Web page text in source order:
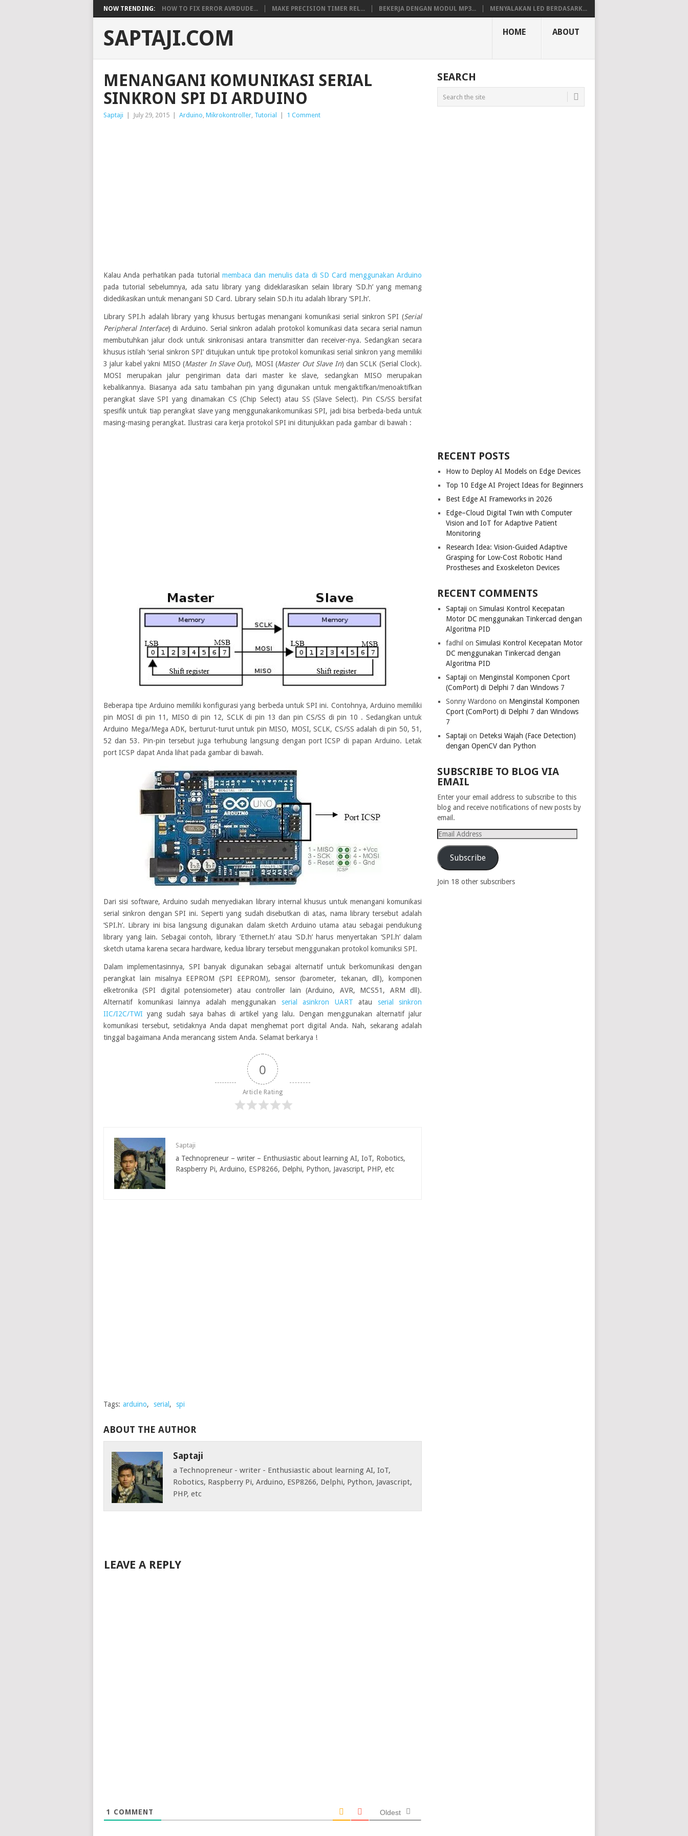
NOW TRENDING: HOW TO FIX ERROR AVRDUDE... MAKE PRECISION TIMER REL... BEKERJA DENGAN MODUL MP3... MENYALAKAN LED BERDASARK...
SAPTAJI.COM HOME ABOUT
MENANGANI KOMUNIKASI SERIAL
SINKRON SPI DI ARDUINO
Saptaji July 29, 2015 Arduino, Mikrokontroller, Tutorial 1 Comment
Kalau Anda perhatikan pada tutorialmembaca dan menulis data di SD Card menggunakan Arduino
pada tutorial sebelumnya, ada satu library yang dideklarasikan selain library ‘SD.h’ yang memang
didedikasikan untuk menangani SD Card. Library selain SD.h itu adalah library ‘SPI.h’.
Library SPI.h adalah library yang khusus bertugas menangani komunikasi serial sinkron SPI (Serial
Peripheral Interface) di Arduino. Serial sinkron adalah protokol komunikasi data secara serial namun
membutuhkan jalur clock untuk sinkronisasi antara transmitter dan receiver-nya. Sedangkan secara
khusus istilah ‘serial sinkron SPI’ ditujukan untuk tipe protokol komunikasi serial sinkron yang memiliki
3 jalur kabel yakni MISO (Master In Slave Out), MOSI (Master Out Slave In) dan SCLK (Serial Clock).
MOSI merupakan jalur pengiriman data dari master ke slave, sedangkan MISO merupakan
kebalikannya. Biasanya ada satu tambahan pin yang digunakan untuk mengaktifkan/menoaktifkan
perangkat slave SPI yang dinamakan CS (Chip Select) atau SS (Slave Select). Pin CS/SS bersifat
spesifik untuk tiap perangkat slave yang menggunakankomunikasi SPI, jadi bisa berbeda-beda untuk
masing-masing perangkat. Ilustrasi cara kerja protokol SPI ini ditunjukkan pada gambar di bawah :
Beberapa tipe Arduino memiliki konfigurasi yang berbeda untuk SPI ini. Contohnya, Arduino memiliki
pin MOSI di pin 11, MISO di pin 12, SCLK di pin 13 dan pin CS/SS di pin 10 . Sedangkan untuk
Arduino Mega/Mega ADK, berturut-turut untuk pin MISO, MOSI, SCLK, CS/SS adalah di pin 50, 51,
52 dan 53. Pin-pin tersebut juga terhubung langsung dengan port ICSP di papan Arduino. Letak
port ICSP dapat Anda lihat pada gambar di bawah.
Dari sisi software, Arduino sudah menyediakan library internal khusus untuk menangani komunikasi
serial sinkron dengan SPI ini. Seperti yang sudah disebutkan di atas, nama library tersebut adalah
‘SPI.h’. Library ini bisa langsung digunakan dalam sketch Arduino utama atau sebagai pendukung
library yang lain. Sebagai contoh, library ‘Ethernet.h’ atau ‘SD.h’ harus menyertakan ‘SPI.h’ dalam
sketch utama karena secara hardware, kedua library tersebut menggunakan protokol komuniksi SPI.
Dalam implementasinnya, SPI banyak digunakan sebagai alternatif untuk berkomunikasi dengan
perangkat lain misalnya EEPROM (SPI EEPROM), sensor (barometer, tekanan, dll), komponen
elketronika (SPI digital potensiometer) atau controller lain (Arduino, AVR, MCS51, ARM dll).
Alternatif komunikasi lainnya adalah menggunakan serial asinkron UART atau serial sinkron
IIC/I2C/TWI yang sudah saya bahas di artikel yang lalu. Dengan menggunakan alternatif jalur
komunikasi tersebut, setidaknya Anda dapat menghemat port digital Anda. Nah, sekarang adalah
tinggal bagaimana Anda merancang sistem Anda. Selamat berkarya !
0
Article Rating
Saptaji
a Technopreneur – writer – Enthusiastic about learning AI, IoT, Robotics,
Raspberry Pi, Arduino, ESP8266, Delphi, Python, Javascript, PHP, etc
Tags: arduino, serial , spi
ABOUT THE AUTHOR
Saptaji
a Technopreneur - writer - Enthusiastic about learning AI, IoT,
Robotics, Raspberry Pi, Arduino, ESP8266, Delphi, Python, Javascript,
PHP, etc
LEAVE A REPLY
1 COMMENT Oldest
SEARCH
RECENT POSTS
How to Deploy AI Models on Edge Devices
Top 10 Edge AI Project Ideas for Beginners
Best Edge AI Frameworks in 2026
Edge–Cloud Digital Twin with Computer
Vision and IoT for Adaptive Patient
Monitoring
Research Idea: Vision-Guided Adaptive
Grasping for Low-Cost Robotic Hand
Prostheses and Exoskeleton Devices
RECENT COMMENTS
Saptaji onSimulasi Kontrol Kecepatan
Motor DC menggunakan Tinkercad dengan
Algoritma PID
fadhil onSimulasi Kontrol Kecepatan Motor
DC menggunakan Tinkercad dengan
Algoritma PID
Saptaji on Menginstal Komponen Cport
(ComPort) di Delphi 7 dan Windows 7
Sonny Wardono on Menginstal Komponen
Cport (ComPort) di Delphi 7 dan Windows
7
Saptaji on Deteksi Wajah (Face Detection)
dengan OpenCV dan Python
SUBSCRIBE TO BLOG VIA
EMAIL
Enter your email address to subscribe to this
blog and receive notifications of new posts by
email.
Email
Address
Subscribe
Join 18 other subscribers